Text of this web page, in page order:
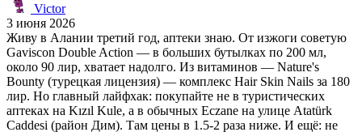
Victor
3 июня 2026
Живу в Алании третий год, аптеки знаю. От изжоги советую
Gaviscon Double Action — в больших бутылках по 200 мл,
около 90 лир, хватает надолго. Из витаминов — Nature's
Bounty (турецкая лицензия) — комплекс Hair Skin Nails за 180
лир. Но главный лайфхак: покупайте не в туристических
аптеках на Kızıl Kule, а в обычных Eczane на улице Atatürk
Caddesi (район Дим). Там цены в 1.5-2 раза ниже. И ещё: не